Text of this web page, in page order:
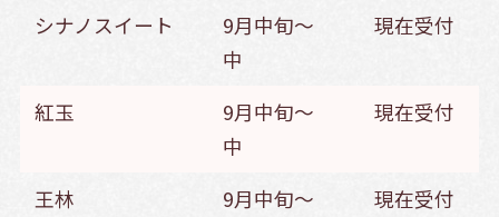
シナノスイート
9月中旬～ 現在受付
中
紅玉
9月中旬～ 現在受付
中
王林
9月中旬～ 現在受付